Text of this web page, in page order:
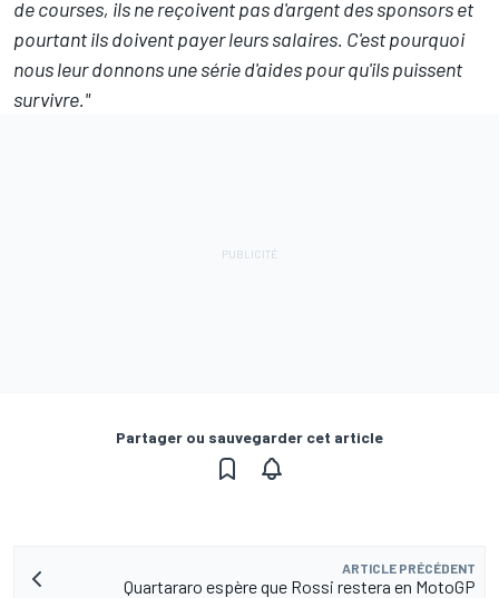
de courses, ils ne reçoivent pas d'argent des sponsors et
pourtant ils doivent payer leurs salaires. C'est pourquoi
nous leur donnons une série d'aides pour qu'ils puissent
survivre."
Partager ou sauvegarder cet article
ARTICLE PRÉCÉDENT
Quartararo espère que Rossi restera en MotoGP